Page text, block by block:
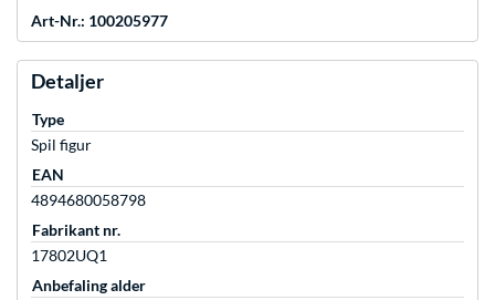
Art-Nr.: 100205977
Detaljer
Type
Spil figur
EAN
4894680058798
Fabrikant nr.
17802UQ1
Anbefaling alder